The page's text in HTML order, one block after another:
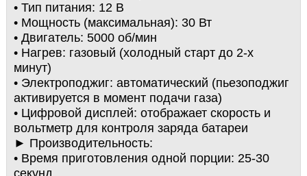
• Тип питания: 12 В
• Мощность (максимальная): 30 Вт
• Двигатель: 5000 об/мин
• Нагрев: газовый (холодный старт до 2-х
минут)
• Электроподжиг: автоматический (пьезоподжиг
активируется в момент подачи газа)
• Цифровой дисплей: отображает скорость и
вольтметр для контроля заряда батареи
► Производительность:
• Время приготовления одной порции: 25-30
секунд